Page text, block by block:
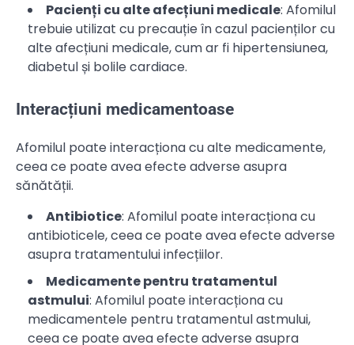
Pacienți cu alte afecțiuni medicale: Afomilul
trebuie utilizat cu precauție în cazul pacienților cu
alte afecțiuni medicale, cum ar fi hipertensiunea,
diabetul și bolile cardiace.
Interacțiuni medicamentoase
Afomilul poate interacționa cu alte medicamente,
ceea ce poate avea efecte adverse asupra
sănătății.
Antibiotice: Afomilul poate interacționa cu
antibioticele, ceea ce poate avea efecte adverse
asupra tratamentului infecțiilor.
Medicamente pentru tratamentul
astmului: Afomilul poate interacționa cu
medicamentele pentru tratamentul astmului,
ceea ce poate avea efecte adverse asupra